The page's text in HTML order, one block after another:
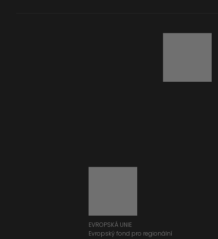
EVROPSKÁ UNIE
Evropský fond pro regionální